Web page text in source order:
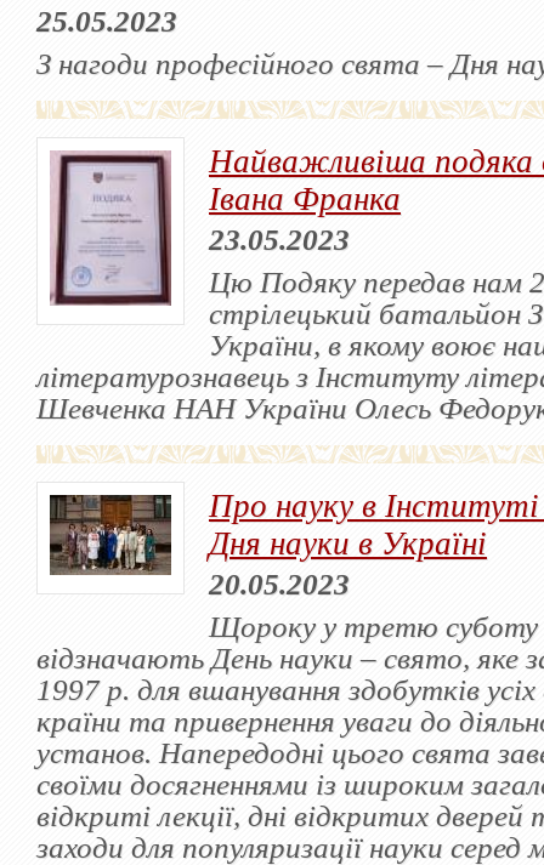
25.05.2023
З нагоди професійного свята – Дня
Найважливіша подяка
Івана Франка
23.05.2023
Цю Подяку передав нам
стрілецький батальйон
України, в якому воює
літературознавець з Інституту
Шевченка НАН України Олесь
Про науку в
Дня науки в Україні
20.05.2023
Щороку у третю суботу
відзначають День науки – свято, яке
1997 р. для вшанування здобутків
країни та привернення уваги до
установ. Напередодні цього свята
своїми досягненнями із широким
відкриті лекції, дні відкритих дверей
заходи для популяризації науки серед